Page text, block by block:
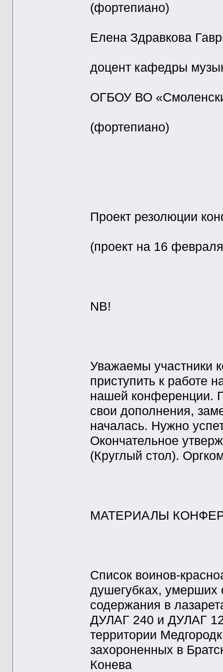
(фортепиано)
Елена Здравкова
доцент кафедры
ОГБОУ ВО
(фортепиано)
Проект резолюции
(проект на 16
NB!
Уважаемы участники
приступить к работе
нашей конференции.
свои дополнения,
началась. Нужно
Окончательное
(Круглый стол).
МАТЕРИАЛЫ
Список воинов-
душегубках, умерших
содержания в
ДУЛАГ 240 и ДУЛАГ
территории
захороненных в
Конева